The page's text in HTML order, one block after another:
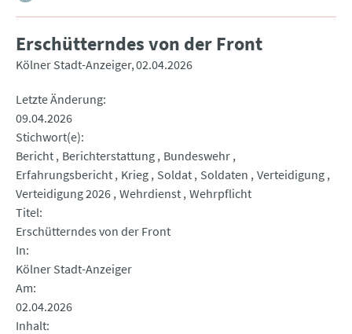
Erschütterndes von der Front
Kölner Stadt-Anzeiger 02.04.2026
Letzte Änderung
09.04.2026
Stichwort(e)
Bericht Berichterstattung Bundeswehr
Erfahrungsbericht Krieg Soldat Soldaten Verteidigung
Verteidigung 2026 Wehrdienst Wehrpflicht
Titel
Erschütterndes von der Front
In
Kölner Stadt-Anzeiger
Am
02.04.2026
Inhalt